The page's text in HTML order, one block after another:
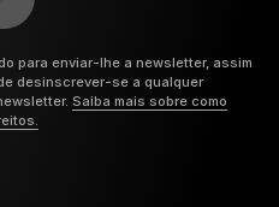
para enviar-lhe a newsletter, assim
desinscrever-se a qualquer
Saiba mais sobre como